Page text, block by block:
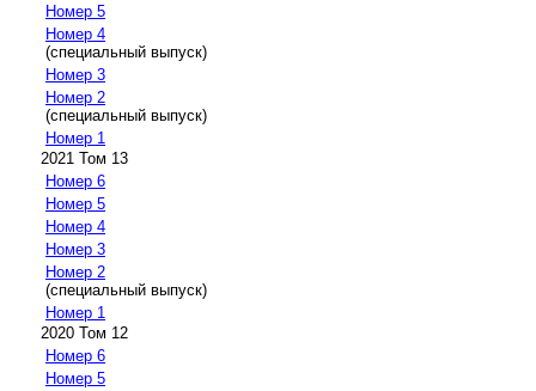
Номер 5
Номер 4
(специальный выпуск)
Номер 3
Номер 2
(специальный выпуск)
Номер 1
2021 Том 13
Номер 6
Номер 5
Номер 4
Номер 3
Номер 2
(специальный выпуск)
Номер 1
2020 Том 12
Номер 6
Номер 5